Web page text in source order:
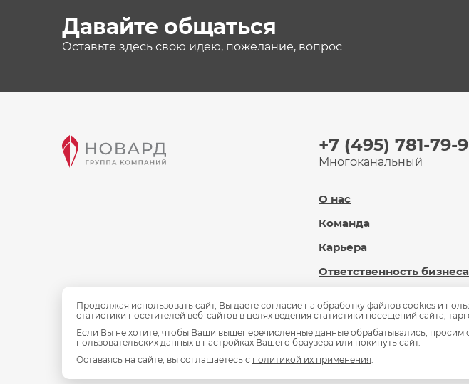
Давайте общаться
Оставьте здесь свою идею, пожелание, вопрос
+7 (495) 781-79-
Многоканальный
О нас
Команда
Карьера
Ответственность бизнеса
Доброновард.рф
Статьи
Продолжая использовать сайт, Вы даете согласие на обработку файлов cookies и
статистики посетителей веб-сайтов в целях ведения статистики посещений сайта,
Если Вы не хотите, чтобы Ваши вышеперечисленные данные обрабатывались, просим
пользовательских данных в настройках Вашего браузера или покинуть сайт.
Оставаясь на сайте, вы соглашаетесь с политикой их применения.